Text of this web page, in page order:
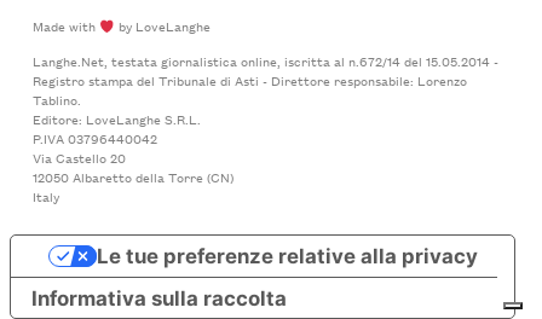
Made with
by LoveLanghe
Langhe.Net, testata giornalistica online, iscritta al n.672/14 del 15.05.2014 -
Registro stampa del Tribunale di Asti - Direttore responsabile: Lorenzo
Tablino.
Editore: LoveLanghe S.R.L.
P.IVA 03796440042
Via Castello 20
12050 Albaretto della Torre (CN)
Italy
Informativa sulla raccolta
Le tue preferenze relative alla privacy